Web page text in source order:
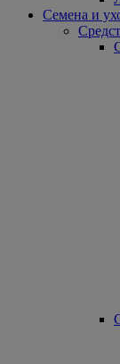
Семена и